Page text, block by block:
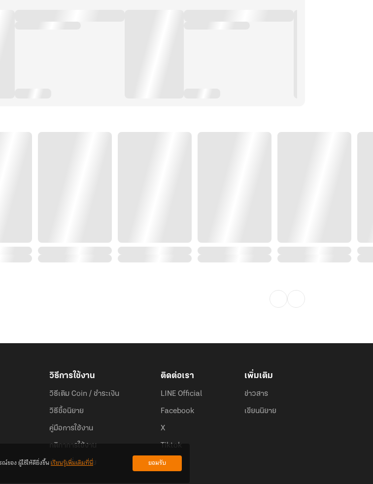
วิธีการใช้งาน
วิธีเติม Coin / ชำระเงิน
วิธีซื้อนิยาย
คู่มือการใช้งาน
กติกาการใช้งาน
คำถามที่พบบ่อย
ติดต่อเรา
LINE Official
Facebook
X
Tiktok
เพิ่มเติม
ข่าวสาร
เขียนนิยาย
ของ ผู้ใช้ให้ดียิ่งขึ้นเรียนรู้เพิ่มเติมที่นี่ ยอมรับ